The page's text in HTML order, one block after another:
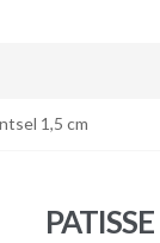
1,5 cm